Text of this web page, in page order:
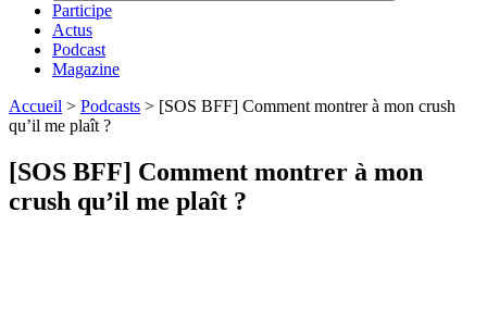
Participe
Actus
Podcast
Magazine
Accueil > Podcasts > [SOS BFF] Comment montrer à mon crush
qu’il me plaît ?
[SOS BFF] Comment montrer à mon
crush qu’il me plaît ?